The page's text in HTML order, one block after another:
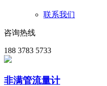
联系我们
咨询热线
188 3783 5733
非满管流量计